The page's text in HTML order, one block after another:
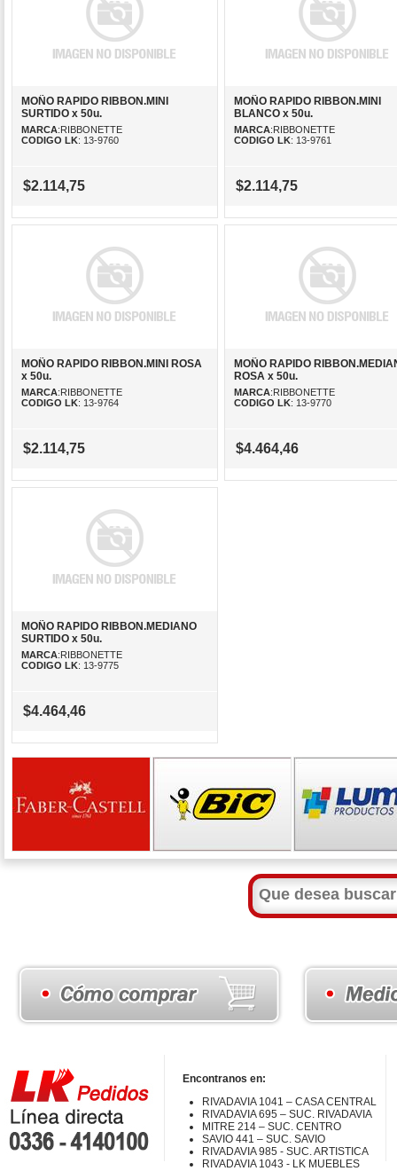
MOÑO RAPIDO RIBBON.MINI
SURTIDO x 50u.
MARCA:RIBBONETTE
CODIGO LK: 13-9760
$2.114,75
MOÑO RAPIDO RIBBON.MINI
BLANCO x 50u.
MARCA:RIBBONETTE
CODIGO LK: 13-9761
$2.114,75
MOÑO RAPIDO RIBBON.MINI ROSA
x 50u.
MARCA:RIBBONETTE
CODIGO LK: 13-9764
$2.114,75
MOÑO RAPIDO
ROSA x 50u.
MARCA:RIBBONETTE
CODIGO LK: 13-9770
$4.464,46
MOÑO RAPIDO RIBBON.MEDIANO
SURTIDO x 50u.
MARCA:RIBBONETTE
CODIGO LK: 13-9775
$4.464,46
Encontranos en:
RIVADAVIA 1041 – CASA CENTRAL
RIVADAVIA 695 – SUC. RIVADAVIA
MITRE 214 – SUC. CENTRO
SAVIO 441 – SUC. SAVIO
RIVADAVIA 985 - SUC. ARTISTICA
RIVADAVIA 1043 - LK MUEBLES